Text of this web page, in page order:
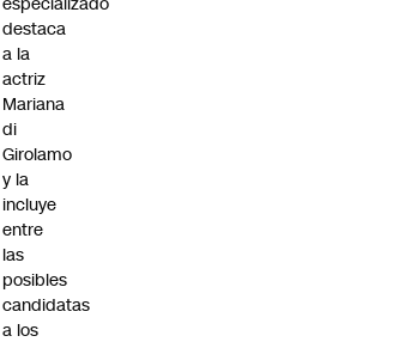
destaca
a la
actriz
Mariana
di
Girolamo
y la
incluye
entre
las
posibles
candidatas
a los